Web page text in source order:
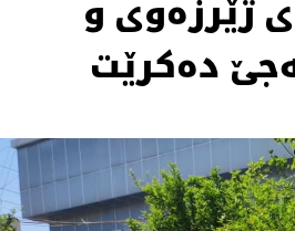
دەکرێت